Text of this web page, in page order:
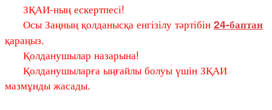
ЗҚАИ-ның ескертпесі!
Осы Заңның қолданысқа енгізілу тәртібін 24-баптан
қараңыз.
Қолданушылар назарына!
Қолданушыларға ыңғайлы болуы үшін ЗҚАИ
мазмұнды жасады.